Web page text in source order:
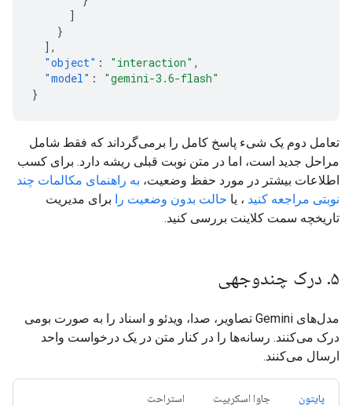
"object"
: "interaction"
"model"
: "gemini-3.6-flash"
تعامل دوم یک شیء پاسخ کامل را برمی‌گرداند که فقط شامل
مراحل جدید است، اما در متن نوبت قبلی ریشه دارد. برای کسب
اطلاعات بیشتر در مورد حفظ وضعیت،به راهنمای مکالمات چند
نوبتی مراجعه کنید، یا حالت بدون وضعیت را برای مدیریت
تاریخچه سمت کلاینت بررسی کنید.
درک چندوجهی
مدل‌های Gemini تصاویر، صدا، ویدئو و اسناد را به صورت بومی
درک می‌کنند. رسانه‌ها را در کنار متن در یک درخواست واحد
ارسال می‌کنند.
پایتون جاوا اسکریپت استراحت